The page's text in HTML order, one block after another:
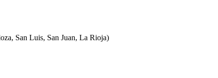
San Luis, San Juan, La Rioja)